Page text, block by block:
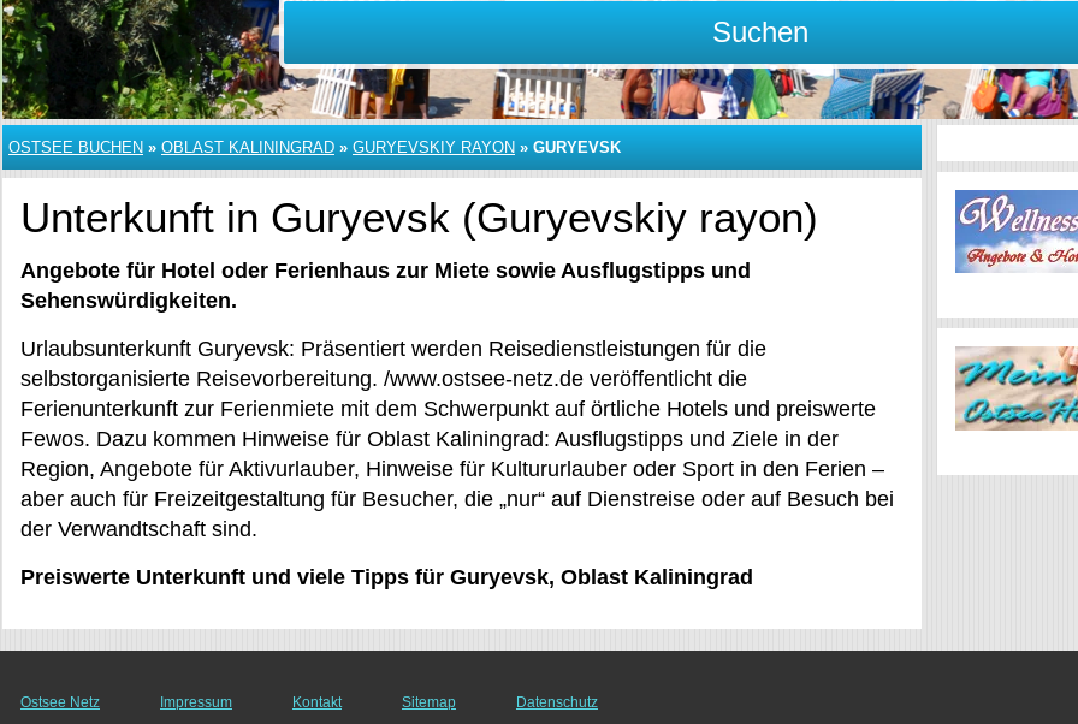
Suchen
OSTSEE BUCHEN » OBLAST KALININGRAD » GURYEVSKIY RAYON » GURYEVSK
Unterkunft in Guryevsk (Guryevskiy rayon)
Angebote für Hotel oder Ferienhaus zur Miete sowie Ausflugstipps und
Sehenswürdigkeiten.
Urlaubsunterkunft Guryevsk: Präsentiert werden Reisedienstleistungen für die
selbstorganisierte Reisevorbereitung. /www.ostsee-netz.de veröffentlicht die
Ferienunterkunft zur Ferienmiete mit dem Schwerpunkt auf örtliche Hotels und preiswerte
Fewos. Dazu kommen Hinweise für Oblast Kaliningrad: Ausflugstipps und Ziele in der
Region, Angebote für Aktivurlauber, Hinweise für Kultururlauber oder Sport in den Ferien –
aber auch für Freizeitgestaltung für Besucher, die „nur“ auf Dienstreise oder auf Besuch bei
der Verwandtschaft sind.
Preiswerte Unterkunft und viele Tipps für Guryevsk, Oblast Kaliningrad
Ostsee Netz Impressum Kontakt Sitemap Datenschutz